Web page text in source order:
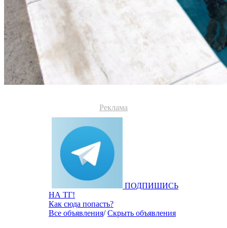
Реклама
ПОДПИШИСЬ
НА ТГ!
Как сюда попасть?
Все объявления/Скрыть объявления